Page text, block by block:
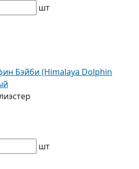
шт
Бэйби (Himalaya Dolphin
шт